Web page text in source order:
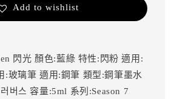
Add to wishlist
閃光顏色:藍綠 特性:閃粉適用:
:玻璃筆適用:鋼筆 類型:鋼筆墨水
버스 容量:5ml 系列:Season 7